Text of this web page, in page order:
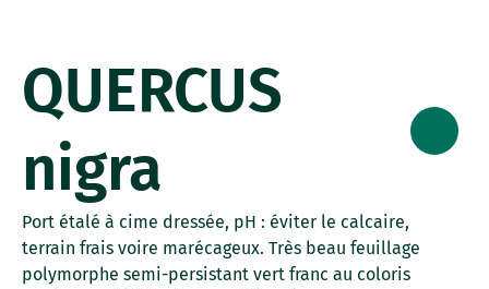
QUERCUS
nigra
Port étalé à cime dressée, pH : éviter le calcaire,
terrain frais voire marécageux. Très beau feuillage
polymorphe semi-persistant vert franc au coloris